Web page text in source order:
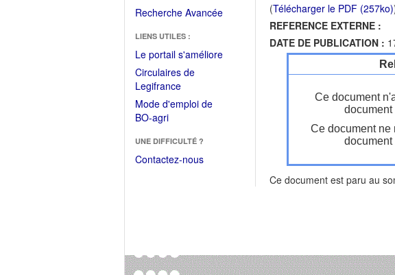
Recherche Avancée
LIENS UTILES :
Le portail s'améliore(Fichier
Circulaires de
Legifrance(Ouvrir
dans
une
fenêtre)
Mode d'emploi de
BO-agri(Ouvrir
une
nouvelle
UNE DIFFICULTÉ ?
Contactez-nous
(Télécharger le PDF (257ko)
REFERENCE EXTERNE :
DATE DE PUBLICATION :
Ce document
document
Ce document ne
document
Ce document est paru au